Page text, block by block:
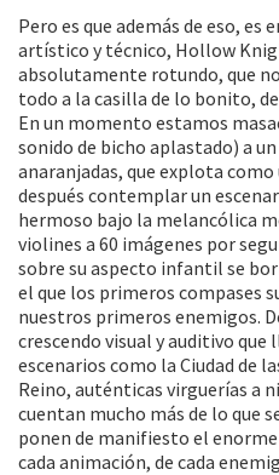
Pero es que además de eso,
artístico y técnico, Hollow
absolutamente rotundo, que
todo a la casilla de lo bonito,
En un momento estamos
sonido de bicho aplastado) a
anaranjadas, que explota
después contemplar un
hermoso bajo la melancólica
violines a 60 imágenes por
sobre su aspecto infantil se
el que los primeros compases
nuestros primeros enemigos.
crescendo visual y auditivo que
escenarios como la Ciudad de
Reino, auténticas virguerías a
cuentan mucho más de lo que
ponen de manifiesto el
cada animación, de cada